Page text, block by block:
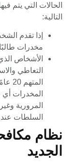
الحالات التي يتم
التالية:
إذا تقدم
مخدرات
الأشخاص
التعاطي
المخدرات
المرورية
السلطات
نظام
الجديد